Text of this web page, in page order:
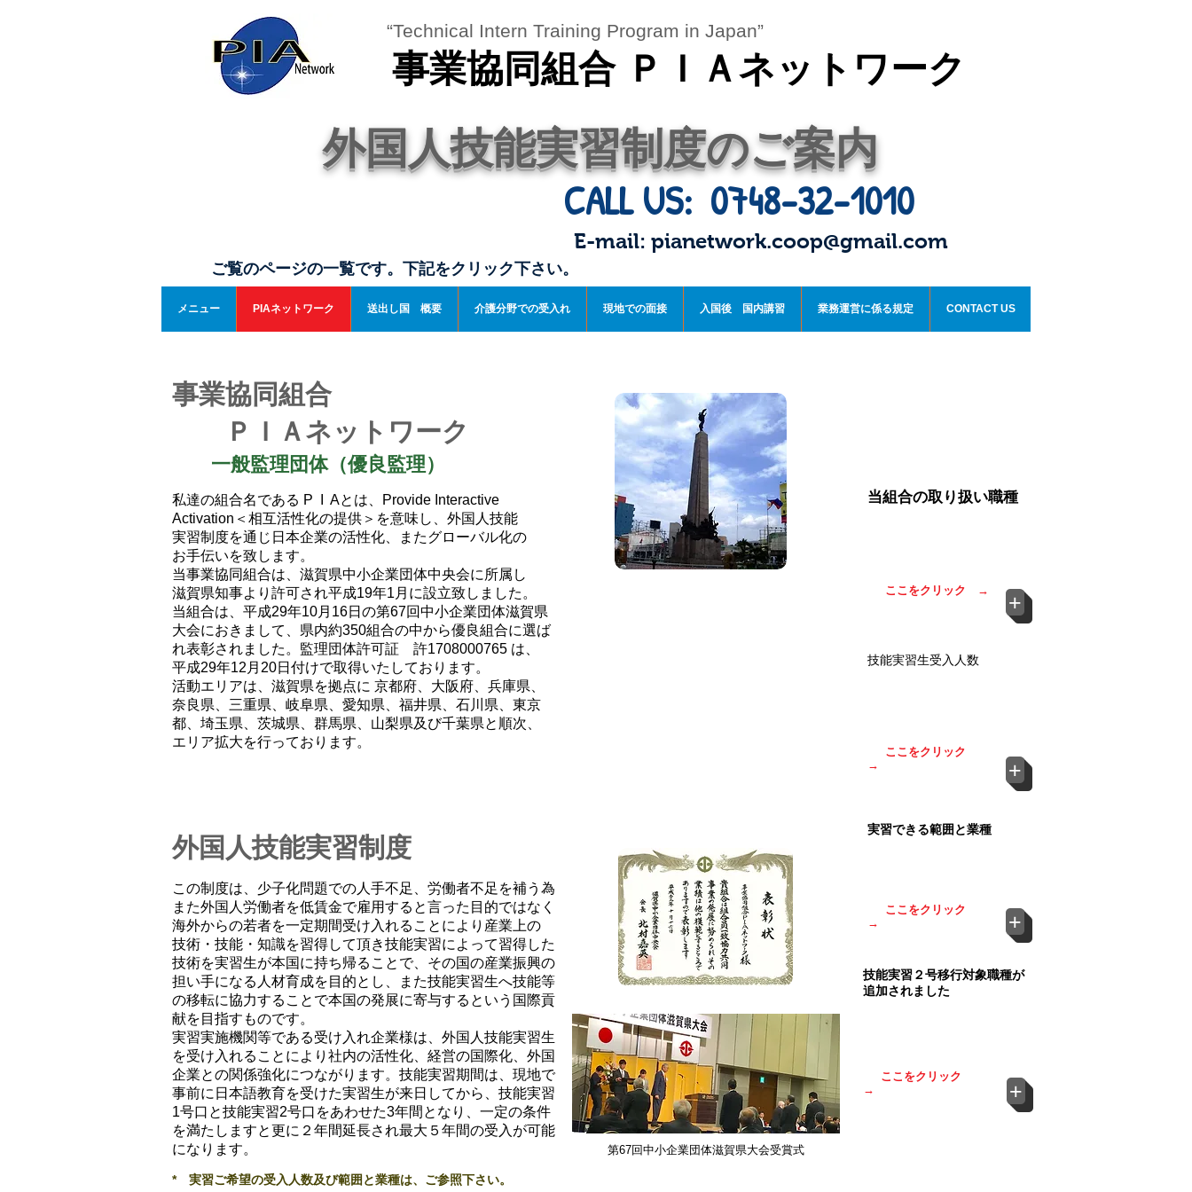
“Technical Intern Training Program in Japan”
事業協同組合 ＰＩＡネットワーク
メニュー PIAネットワーク 送出し国 概要 介護分野での受入れ 現地での面接 入国後 国内講習 業務運営に係る規定 CONTACT US
外国人技能実習制度のご案内
ご覧のページの一覧です。下記をクリック下さい。
CALL US: 0748-32-1010
E-mail: pianetwork.coop@gmail.com
事業協同組合
ＰＩＡネットワーク
一般監理団体（優良監理）
私達の組合名である P I Aとは、
Provide Interactive
Activation ＜相互活性化の提供＞を意味し、外国人技能
実習制度を通じ日本企業の活性化、またグローバル化の
お手伝いを致します。
当事業協同組合は、滋賀県中小企業団体中央会に所属し
滋賀県知事より許可され平成19年1月に設立致しました。
当組合は、平成29年10月16日の第67回中小企業団体滋賀県
大会におきまして、県内約350組合の中から優良組合に選ば
れ表彰されました。監理団体許可証 許1708000765 は、
平成29年12月20日付けで取得いたしております。
活動エリアは、滋賀県を拠点に 京都府、大阪府、兵庫県、
奈良県、三重県、岐阜県、愛知県、福井県、石川県、東京
都、埼玉県、茨城県、群馬県、山梨県及び千葉県と順次、
エリア拡大を行っております。
外国人技能実習制度
この制度は、少子化問題での人手不足、労働者不足を補う為
また外国人労働者を低賃金で雇用すると言った目的ではなく
海外からの若者を一定期間受け入れることにより産業上の
技術・技能・知識を習得して頂き技能実習によって習得した
技術を実習生が本国に持ち帰ることで、その国の産業振興の
担い手になる人材育成を目的とし、また技能実習生へ技能等
の移転に協力することで本国の発展に寄与するという国際貢
献を目指すものです。
実習実施機関等である受け入れ企業様は、外国人技能実習生
を受け入れることにより社内の活性化、経営の国際化、外国
企業との関係強化につながります。技能実習期間は、現地で
事前に日本語教育を受けた実習生が来日してから、技能実習
1号口と技能実習2号口をあわせた3年間となり、一定の条件
を満たしますと更に２年間延長され最大５年間の受入が可能
になります。
* 実習ご希望の受入人数及び範囲と業種は、ご参照下さい。
第67回中小企業団体滋賀県大会受賞式
当組合の取り扱い職種
ここをクリック → +
技能実習生受入人数
ここをクリック
→
+
実習できる範囲と業種
ここをクリック
→
+
技能実習２号移行対象職種が
追加されました
ここをクリック
→
+